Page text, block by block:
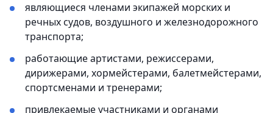
являющиеся членами экипажей морских и
речных судов, воздушного и железнодорожного
транспорта;
работающие артистами, режиссерами,
дирижерами, хормейстерами, балетмейстерами,
спортсменами и тренерами;
привлекаемые участниками и органами